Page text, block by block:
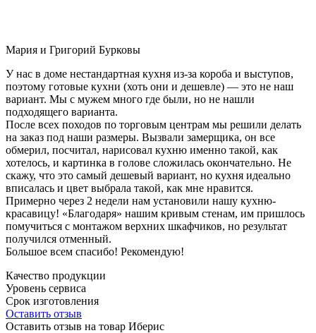
Мария и Григорий Бурковы
У нас в доме нестандартная кухня из-за короба и выступов,
поэтому готовые кухни (хоть они и дешевле) — это не наш
вариант. Мы с мужем много где были, но не нашли
подходящего варианта.
После всех походов по торговым центрам мы решили делать
на заказ под наши размеры. Вызвали замерщика, он все
обмерил, посчитал, нарисовал кухню именно такой, как
хотелось, и картинка в голове сложилась окончательно. Не
скажу, что это самый дешевый вариант, но кухня идеально
вписалась и цвет выбрала такой, как мне нравится.
Примерно через 2 недели нам установили нашу кухню-
красавицу! «Благодаря» нашим кривым стенам, им пришлось
помучиться с монтажом верхних шкафчиков, но результат
получился отменный.
Большое всем спасибо! Рекомендую!
Качество продукции
Уровень сервиса
Срок изготовления
Оставить отзыв
Оставить отзыв на товар Иберис